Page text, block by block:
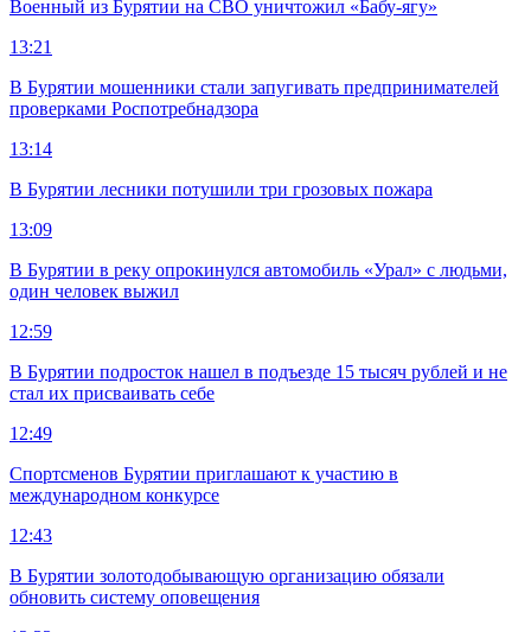
Военный из Бурятии на СВО уничтожил «Бабу-ягу»
13:21
В Бурятии мошенники стали запугивать предпринимателей
проверками Роспотребнадзора
13:14
В Бурятии лесники потушили три грозовых пожара
13:09
В Бурятии в реку опрокинулся автомобиль «Урал» с людьми,
один человек выжил
12:59
В Бурятии подросток нашел в подъезде 15 тысяч рублей и не
стал их присваивать себе
12:49
Спортсменов Бурятии приглашают к участию в
международном конкурсе
12:43
В Бурятии золотодобывающую организацию обязали
обновить систему оповещения